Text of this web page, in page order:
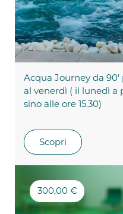
Acqua Journey da
al venerdì ( il lunedì a
sino alle ore 15.30)
Scopri
300,00 €